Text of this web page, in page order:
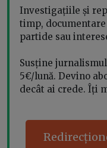
Investigațiile și
timp,
partide sau
Susține
5€/lună. Devino
decât ai crede. Îți